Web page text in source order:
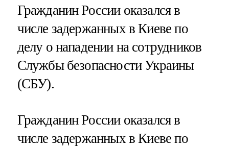
Гражданин России оказался в
числе задержанных в Киеве по
делу о нападении на сотрудников
Службы безопасности Украины
(СБУ).
Гражданин России оказался в
числе задержанных в Киеве по